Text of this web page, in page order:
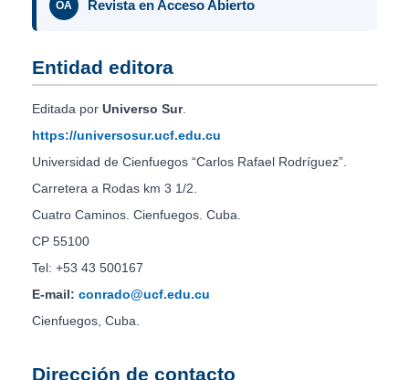
OA Revista en Acceso Abierto
Entidad editora
Editada por Universo Sur.
https://universosur.ucf.edu.cu
Universidad de Cienfuegos “Carlos Rafael Rodríguez”.
Carretera a Rodas km 3 1/2.
Cuatro Caminos. Cienfuegos. Cuba.
CP 55100
Tel: +53 43 500167
E-mail: conrado@ucf.edu.cu
Cienfuegos, Cuba.
Dirección de contacto